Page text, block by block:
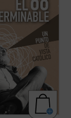
políticas y
(ver ficha)